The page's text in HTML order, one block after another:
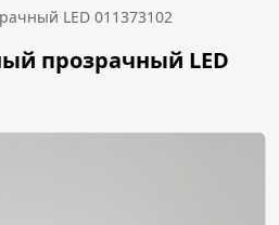
LED 011373102
прозрачный LED